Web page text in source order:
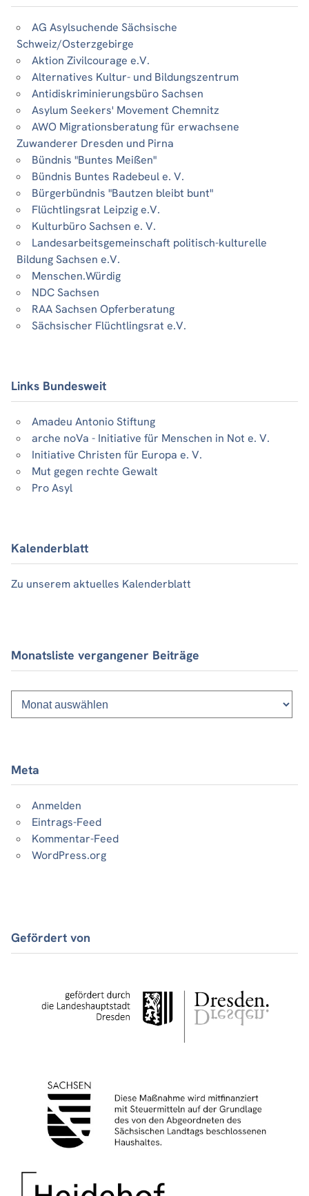
AG Asylsuchende Sächsische
Schweiz/Osterzgebirge
Aktion Zivilcourage e.V.
Alternatives Kultur- und Bildungszentrum
Antidiskriminierungsbüro Sachsen
Asylum Seekers' Movement Chemnitz
AWO Migrationsberatung für erwachsene
Zuwanderer Dresden und Pirna
Bündnis "Buntes Meißen"
Bündnis Buntes Radebeul e. V.
Bürgerbündnis "Bautzen bleibt bunt"
Flüchtlingsrat Leipzig e.V.
Kulturbüro Sachsen e. V.
Landesarbeitsgemeinschaft politisch-kulturelle
Bildung Sachsen e.V.
Menschen.Würdig
NDC Sachsen
RAA Sachsen Opferberatung
Sächsischer Flüchtlingsrat e.V.
Links Bundesweit
Amadeu Antonio Stiftung
arche noVa - Initiative für Menschen in Not e. V.
Initiative Christen für Europa e. V.
Mut gegen rechte Gewalt
Pro Asyl
Kalenderblatt
Zu unserem aktuelles Kalenderblatt
Monatsliste vergangener Beiträge
Monatsliste
vergangener
Beiträge
Meta
Anmelden
Eintrags-Feed
Kommentar-Feed
WordPress.org
Gefördert von